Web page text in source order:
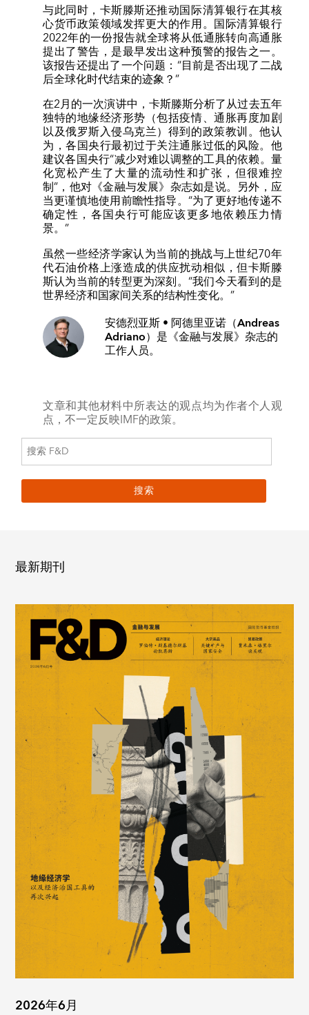
与此同时，卡斯滕斯还推动国际清算银行在其核
心货币政策领域发挥更大的作用。国际清算银行
2022年的一份报告就全球将从低通胀转向高通胀
提出了警告，是最早发出这种预警的报告之一。
该报告还提出了一个问题：“目前是否出现了二战
后全球化时代结束的迹象？”
在2月的一次演讲中，卡斯滕斯分析了从过去五年
独特的地缘经济形势（包括疫情、通胀再度加剧
以及俄罗斯入侵乌克兰）得到的政策教训。他认
为，各国央行最初过于关注通胀过低的风险。他
建议各国央行“减少对难以调整的工具的依赖。量
化宽松产生了大量的流动性和扩张，但很难控
制”，他对《金融与发展》杂志如是说。另外，应
当更谨慎地使用前瞻性指导。“为了更好地传递不
确定性，各国央行可能应该更多地依赖压力情
景。”
虽然一些经济学家认为当前的挑战与上世纪70年
代石油价格上涨造成的供应扰动相似，但卡斯滕
斯认为当前的转型更为深刻。“我们今天看到的是
世界经济和国家间关系的结构性变化。”
安德烈亚斯 • 阿德里亚诺（Andreas
Adriano） 是《金融与发展》杂志的
工作人员。
文章和其他材料中所表达的观点均为作者个人观
点，不一定反映IMF的政策。
最新期刊
2026年6月